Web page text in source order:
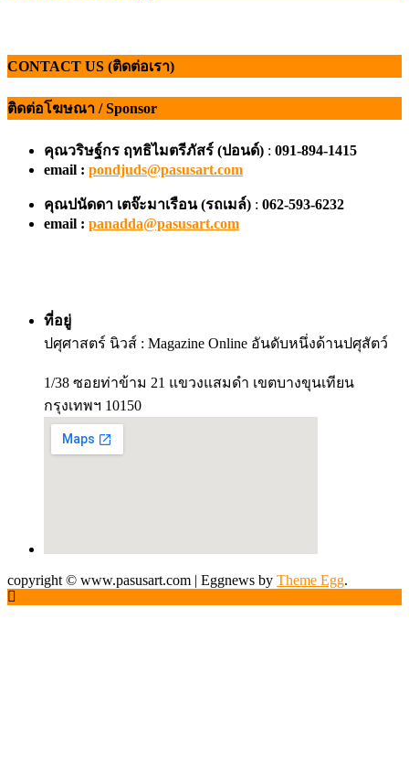
CONTACT US (ติดต่อเรา)
ติดต่อโฆษณา / Sponsor
คุณวริษฐ์กร ฤทธิไมตรีภัสร์ (ปอนด์) : 091-894-1415
email : pondjuds@pasusart.com
คุณปนัดดา เตจ๊ะมาเรือน (รถเมล์) : 062-593-6232
email : panadda@pasusart.com
ที่อยู่
ปศุศาสตร์ นิวส์ : Magazine Online อันดับหนึ่งด้านปศุสัตว์
1/38 ซอยท่าข้าม 21 แขวงแสมดำ เขตบางขุนเทียน
กรุงเทพฯ 10150
copyright © www.pasusart.com | Eggnews by Theme Egg.